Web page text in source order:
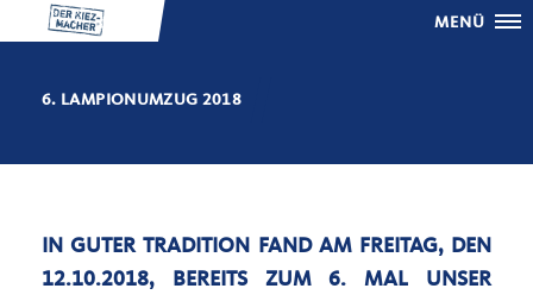
MENÜ
6. LAMPIONUMZUG 2018
IN GUTER TRADITION FAND AM FREITAG, DEN
12.10.2018, BEREITS ZUM 6. MAL UNSER